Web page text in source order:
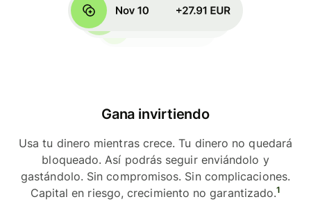
Gana invirtiendo
Usa tu dinero mientras crece. Tu dinero no quedará
bloqueado. Así podrás seguir enviándolo y
gastándolo. Sin compromisos. Sin complicaciones.
Capital en riesgo, crecimiento no garantizado.1